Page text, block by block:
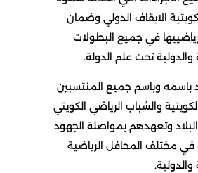
الايقاف الدولي وضمان
في جميع البطولات
والدولية تحت علم الدولة.
باسمه وباسم جميع المنتسبين
والشباب الرياضي الكويتي
البلاد وتعهدهم بمواصلة الجهود
في مختلف المحافل الرياضية
والدولية.